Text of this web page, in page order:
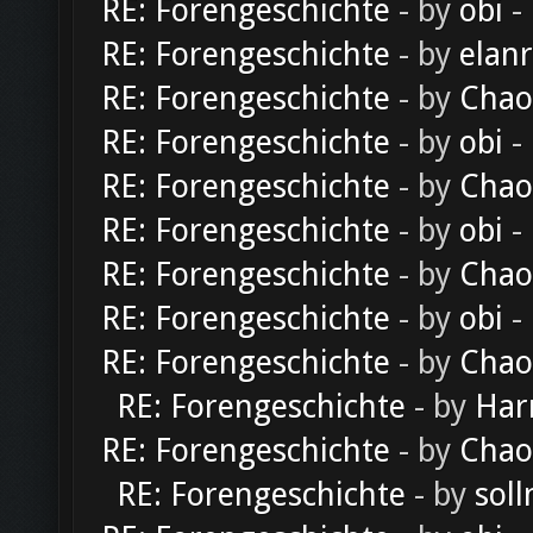
RE: Forengeschichte - by obi -
RE: Forengeschichte - by
RE: Forengeschichte - by
RE: Forengeschichte - by obi -
RE: Forengeschichte - by
RE: Forengeschichte - by obi -
RE: Forengeschichte - by
RE: Forengeschichte - by obi -
RE: Forengeschichte - by
RE: Forengeschichte - by
RE: Forengeschichte - by
RE: Forengeschichte - by